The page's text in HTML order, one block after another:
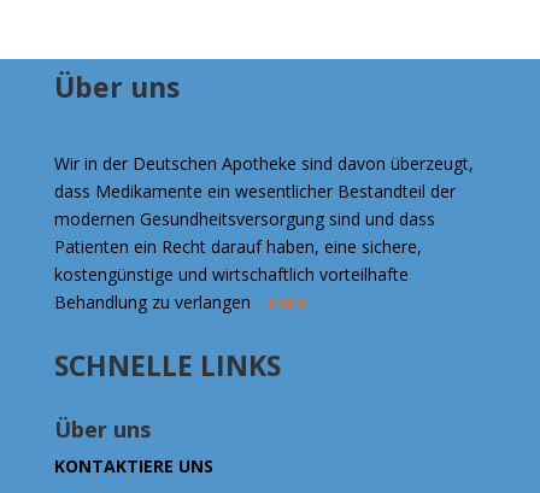
Über uns
Wir in der Deutschen Apotheke sind davon überzeugt,
dass Medikamente ein wesentlicher Bestandteil der
modernen Gesundheitsversorgung sind und dass
Patienten ein Recht darauf haben, eine sichere,
kostengünstige und wirtschaftlich vorteilhafte
Behandlung zu verlangen …mehr
SCHNELLE LINKS
Über uns
KONTAKTIERE UNS